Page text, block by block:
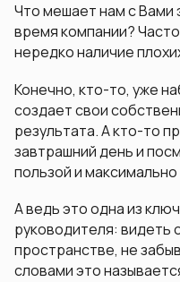
Что мешает нам с Вами
время компании?
нередко наличие
Конечно, кто-то, уже
создает свои
результата. А кто-то
завтрашний день и
пользой и
А ведь это одна из
руководителя: видеть
пространстве, не
словами это